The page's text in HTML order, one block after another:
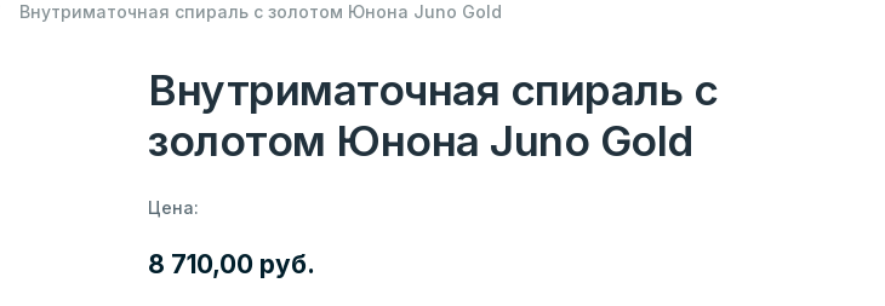
Внутриматочная спираль с золотом Юнона Juno Gold
Внутриматочная спираль с
золотом Юнона Juno Gold
Цена:
8 710,00 руб.